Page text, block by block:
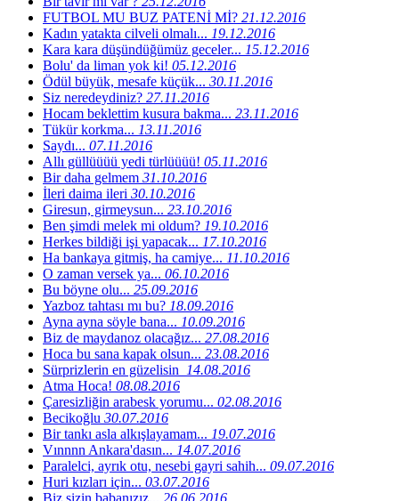
FUTBOL MU BUZ PATENİ Mİ? 21.12.2016
Kadın yatakta cilveli olmalı... 19.12.2016
Kara kara düşündüğümüz geceler... 15.12.2016
Bolu' da liman yok ki! 05.12.2016
Ödül büyük, mesafe küçük... 30.11.2016
Siz neredeydiniz? 27.11.2016
Hocam beklettim kusura bakma... 23.11.2016
Tükür korkma... 13.11.2016
Saydı... 07.11.2016
Allı güllüüüü yedi türlüüüü! 05.11.2016
Bir daha gelmem 31.10.2016
İleri daima ileri 30.10.2016
Giresun, girmeysun... 23.10.2016
Ben şimdi melek mi oldum? 19.10.2016
Herkes bildiği işi yapacak... 17.10.2016
Ha bankaya gitmiş, ha camiye... 11.10.2016
O zaman versek ya... 06.10.2016
Bu böyne olu... 25.09.2016
Yazboz tahtası mı bu? 18.09.2016
Ayna ayna söyle bana... 10.09.2016
Biz de maydanoz olacağız... 27.08.2016
Hoca bu sana kapak olsun... 23.08.2016
Sürprizlerin en güzelisin 14.08.2016
Atma Hoca! 08.08.2016
Çaresizliğin arabesk yorumu... 02.08.2016
Becikoğlu 30.07.2016
Bir tankı asla alkışlayamam... 19.07.2016
Vınnnn Ankara'dasın... 14.07.2016
Paralelci, ayrık otu, nesebi gayri sahih... 09.07.2016
Huri kızları için... 03.07.2016